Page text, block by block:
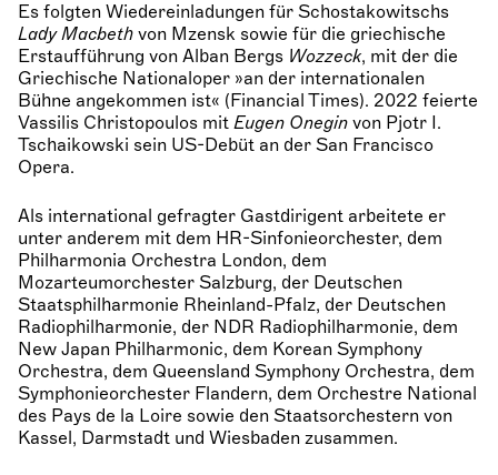
Es folgten Wiedereinladungen für Schostakowitschs
Lady Macbeth von Mzensk sowie für die griechische
Erstaufführung von Alban Bergs Wozzeck, mit der die
Griechische Nationaloper »an der internationalen
Bühne angekommen ist« (Financial Times). 2022 feierte
Vassilis Christopoulos mit Eugen Onegin von Pjotr I.
Tschaikowski sein US-Debüt an der San Francisco
Opera.
Als international gefragter Gastdirigent arbeitete er
unter anderem mit dem HR-Sinfonieorchester, dem
Philharmonia Orchestra London, dem
Mozarteumorchester Salzburg, der Deutschen
Staatsphilharmonie Rheinland-Pfalz, der Deutschen
Radiophilharmonie, der NDR Radiophilharmonie, dem
New Japan Philharmonic, dem Korean Symphony
Orchestra, dem Queensland Symphony Orchestra, dem
Symphonieorchester Flandern, dem Orchestre National
des Pays de la Loire sowie den Staatsorchestern von
Kassel, Darmstadt und Wiesbaden zusammen.